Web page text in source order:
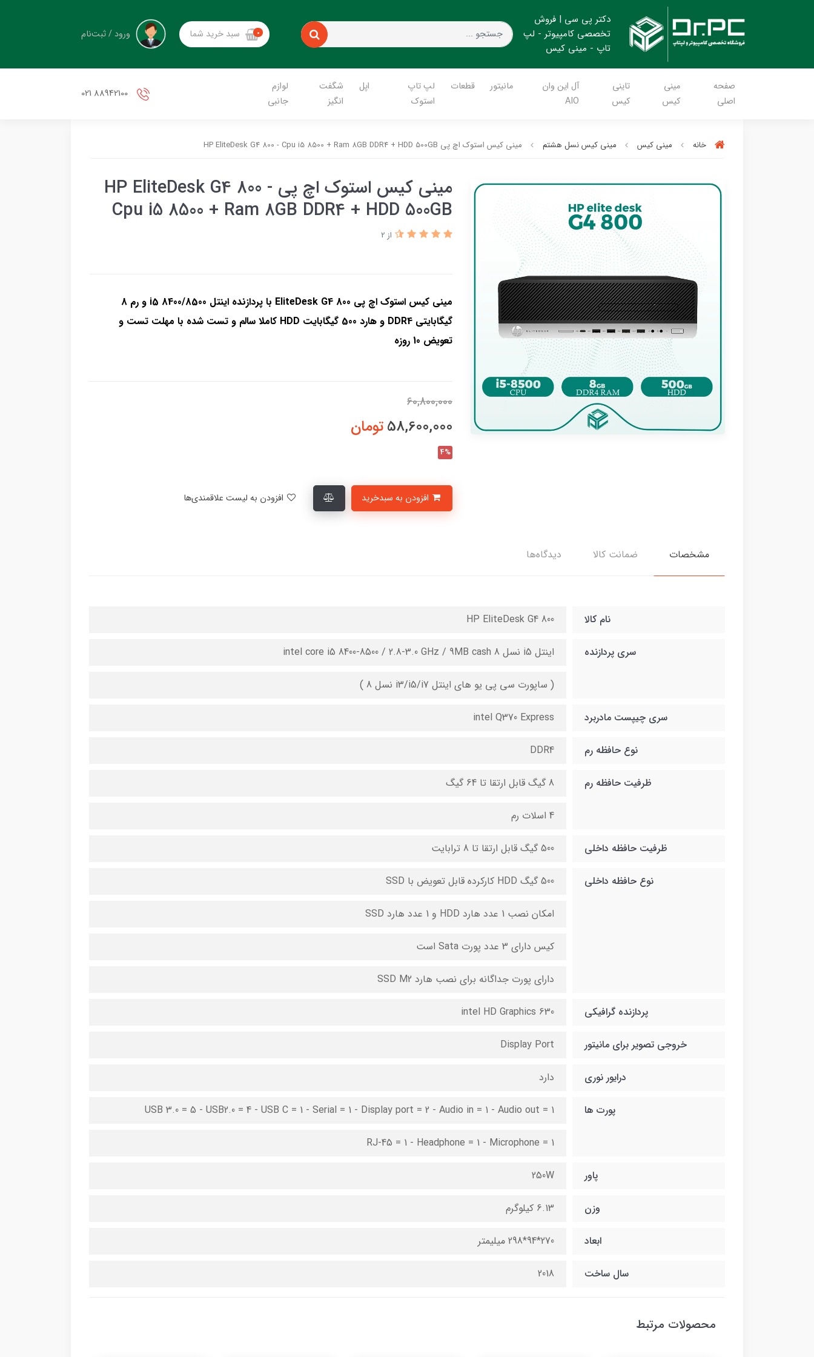
دکتر پی سی | فروش
تخصصی کامپیوتر - لپ
تاپ - مینی کیس
0 سبد خرید شما ورود / ثبت‌نام
صفحه
اصلی
مینی
کیس
تاینی
کیس
آل این وان
AIO
مانیتور قطعات
لپ تاپ
استوک
اپل
شگفت
انگیز
لوازم
جانبی
خانه مینی کیس مینی کیس نسل هشتم مینی کیس استوک اچ پی HP EliteDesk G4 800 - Cpu i5 8500 + Ram 8GB DDR4 + HDD 500GB
مینی کیس استوک اچ پی HP EliteDesk G4 800 -
Cpu i5 8500 + Ram 8GB DDR4 + HDD 500GB
از 2
مینی کیس استوک اچ پی EliteDesk G4 800 با پردازنده اینتل i5 8400/8500 و رم 8
گیگابایتی DDR4 و هارد 500 گیگابایت HDD کاملا سالم و تست شده با مهلت تست و
تعویض 10 روزه
60,800,000
58,600,000تومان
4%
مشخصات ضمانت کالا دیدگاه‌ها
نام کالا HP EliteDesk G4 800
سری پردازنده اینتل i5 نسل 8 intel core i5 8400-8500 / 2.8-3.0 GHz / 9MB cash
( ساپورت سی پی یو های اینتل i3/i5/i7 نسل 8 )
سری چیپست مادربرد intel Q370 Express
نوع حافظه رم DDR4
ظرفیت حافظه رم 8 گیگ قابل ارتقا تا 64 گیگ
4 اسلات رم
ظرفیت حافظه داخلی 500 گیگ قابل ارتقا تا 8 ترابایت
نوع حافظه داخلی 500 گیگ HDD کارکرده قابل تعویض با SSD
امکان نصب 1 عدد هارد HDD و 1 عدد هارد SSD
کیس دارای 3 عدد پورت Sata است
دارای پورت جداگانه برای نصب هارد SSD M2
پردازنده گرافیکی intel HD Graphics 630
خروجی تصویر برای مانیتور Display Port
درایور نوری دارد
پورت ها USB 3.0 = 5 - USB2.0 = 4 - USB C = 1 - Serial = 1 - Display port = 2 - Audio in = 1 - Audio out = 1
RJ-45 = 1 - Headphone = 1 - Microphone = 1
پاور 250W
وزن 6.13 کیلوگرم
ابعاد 270*94*298 میلیمتر
سال ساخت 2018
محصولات مرتبط